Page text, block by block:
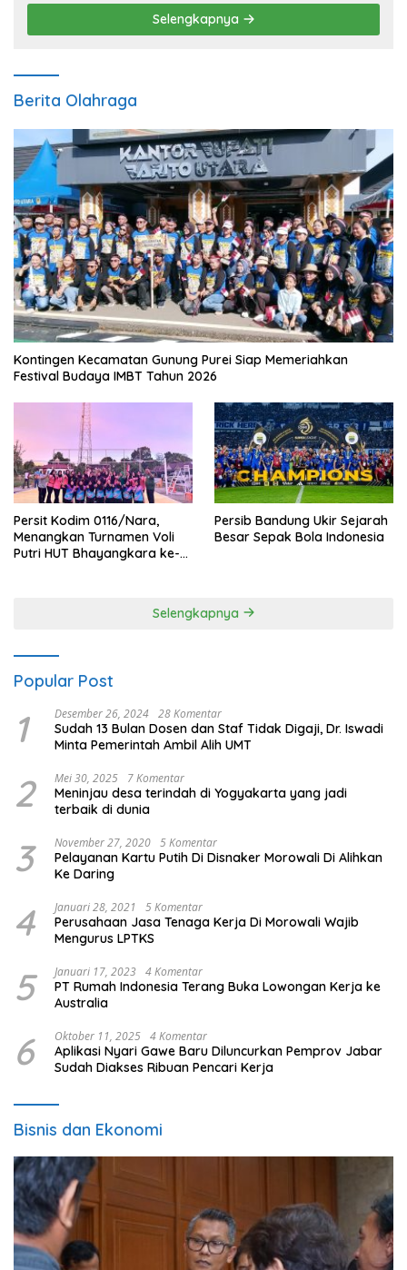
Selengkapnya
Berita Olahraga
Kontingen Kecamatan Gunung Purei Siap Memeriahkan
Festival Budaya IMBT Tahun 2026
Persit Kodim 0116/Nara,
Menangkan Turnamen Voli
Putri HUT Bhayangkara ke-
Persib Bandung Ukir Sejarah
Besar Sepak Bola Indonesia
Selengkapnya
Popular Post
1 Desember 26, 2024 28 Komentar
Sudah 13 Bulan Dosen dan Staf Tidak Digaji, Dr. Iswadi
Minta Pemerintah Ambil Alih UMT
2 Mei 30, 2025 7 Komentar
Meninjau desa terindah di Yogyakarta yang jadi
terbaik di dunia
3 November 27, 2020 5 Komentar
Pelayanan Kartu Putih Di Disnaker Morowali Di Alihkan
Ke Daring
4 Januari 28, 2021 5 Komentar
Perusahaan Jasa Tenaga Kerja Di Morowali Wajib
Mengurus LPTKS
5 Januari 17, 2023 4 Komentar
PT Rumah Indonesia Terang Buka Lowongan Kerja ke
Australia
6 Oktober 11, 2025 4 Komentar
Aplikasi Nyari Gawe Baru Diluncurkan Pemprov Jabar
Sudah Diakses Ribuan Pencari Kerja
Bisnis dan Ekonomi